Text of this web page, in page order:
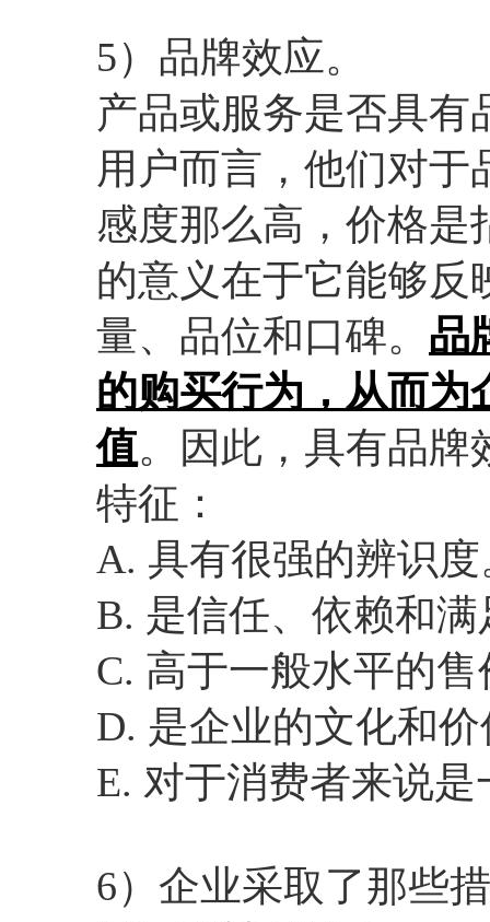
5）品牌效应。
产品或服务是否具有
用户而言，他们对
感度那么高，价格是
的意义在于它能够反
量、品位和口碑。 品
的购买行为，从而为
值。因此，具有品牌
特征：
A. 具有很强的辨识度
B. 是信任、依赖和满
C. 高于一般水平的售
D. 是企业的文化和
E. 对于消费者来说
6）企业采取了那些